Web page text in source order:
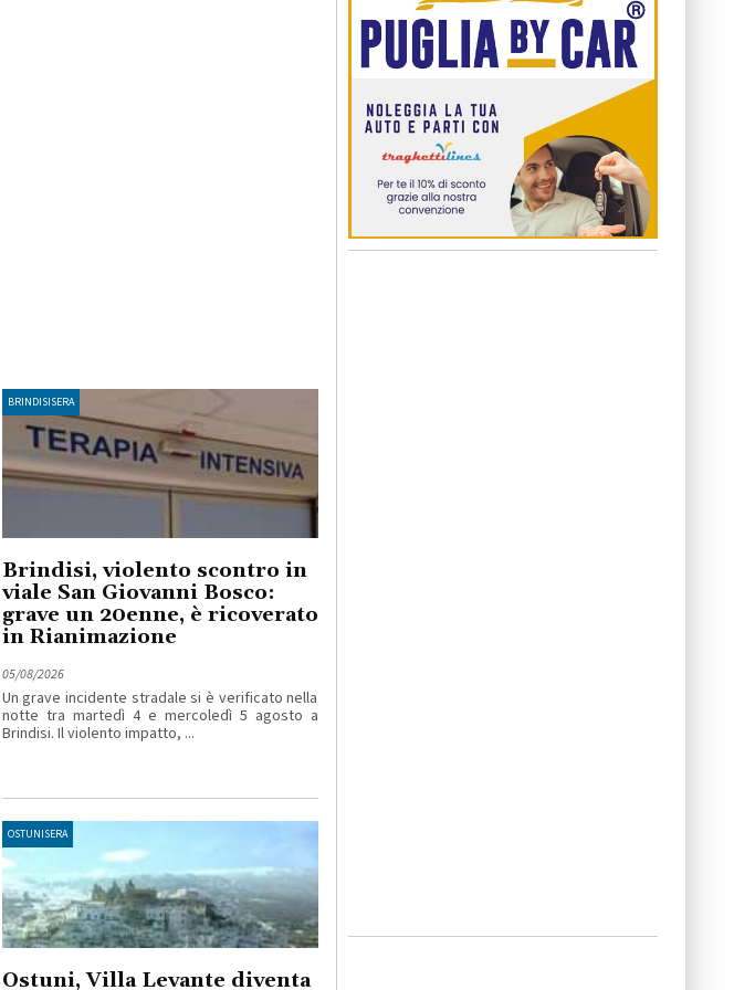
BRINDISISERA
Brindisi, violento scontro in
viale San Giovanni Bosco:
grave un 20enne, è ricoverato
in Rianimazione
05/08/2026
Un grave incidente stradale si è verificato nella
notte tra martedì 4 e mercoledì 5 agosto a
Brindisi. Il violento impatto, ...
OSTUNISERA
Ostuni, Villa Levante diventa